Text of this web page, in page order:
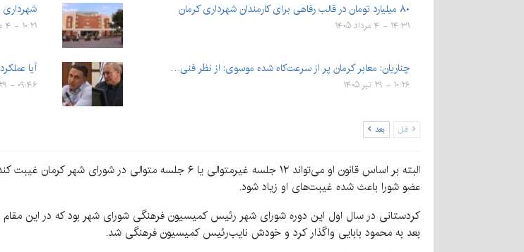
۸۰ میلیارد تومان در قالب رفاهی برای کارمندان شهرداری کرمان
۱۴:۳۱ - ۴ مرداد ۱۴۰۵
شهرداری منطقه ۶
۱۰:۲۱ - ۴ مرداد ۱۴۰۵
چناریان: معابر کرمان پر از سرعت‌کاه شده موسوی: از نظر فنی…
۱۰:۲۶ - ۲۹ تیر ۱۴۰۵
آیا
۰۹:۴۶ - ۲۹ تیر ۱۴۰۵
قبل بعد
البته بر اساس قانون او می‌تواند ۱۲ جلسه غیرمتوالی یا ۶
عضو شورا باعث شده غیبت‌های او زیاد شود.
کردستانی در سال اول این دوره شورای شهر رئیس کمیسیون فرهنگی شورای شهر بود که در این
بعد به محمود بابایی واگذار کرد و خودش نایب‌رئیس کمیسیون فرهنگی شد.